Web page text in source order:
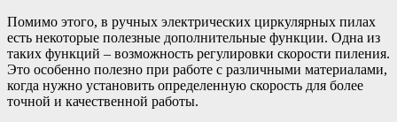
Помимо этого, в ручных электрических циркулярных пилах
есть некоторые полезные дополнительные функции. Одна из
таких функций – возможность регулировки скорости пиления.
Это особенно полезно при работе с различными материалами,
когда нужно установить определенную скорость для более
точной и качественной работы.